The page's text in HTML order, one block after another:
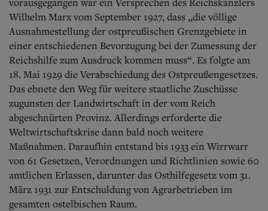
Wilhelm Marx vom September 1927, dass „die völlige
Ausnahmestellung der ostpreußischen Grenzgebiete in
einer entschiedenen Bevorzugung bei der Zumessung der
Reichshilfe zum Ausdruck kommen muss“. Es folgte am
18. Mai 1929 die Verabschiedung des Ostpreußengesetzes.
Das ebnete den Weg für weitere staatliche Zuschüsse
zugunsten der Landwirtschaft in der vom Reich
abgeschnürten Provinz. Allerdings erforderte die
Weltwirtschaftskrise dann bald noch weitere
Maßnahmen. Daraufhin entstand bis 1933 ein Wirrwarr
von 61 Gesetzen, Verordnungen und Richtlinien sowie 60
amtlichen Erlassen, darunter das Osthilfegesetz vom 31.
März 1931 zur Entschuldung von Agrarbetrieben im
gesamten ostelbischen Raum.